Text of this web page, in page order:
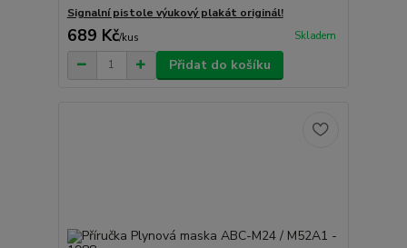
Signalní pistole výukový plakát originál!
689 Kč/kus Skladem
Přidat do košíku